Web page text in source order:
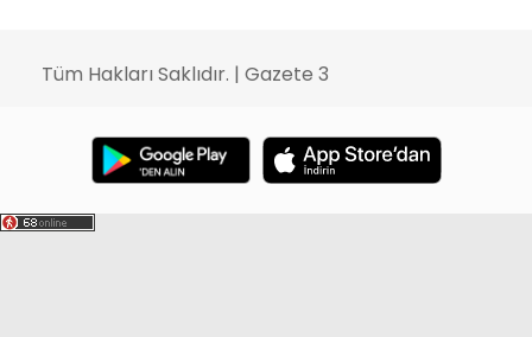
Tüm Hakları Saklıdır. | Gazete 3